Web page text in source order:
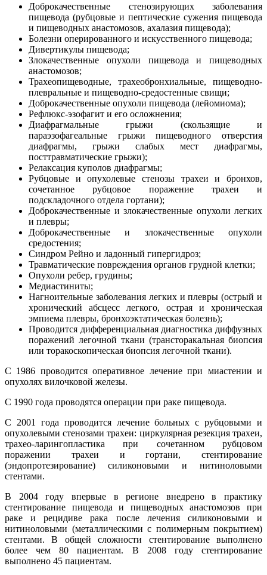
Доброкачественные стенозирующих заболевания
пищевода (рубцовые и пептические сужения пищевода
и пищеводных анастомозов, ахалазия пищевода);
Болезни оперированного и искусственного пищевода;
Дивертикулы пищевода;
Злокачественные опухоли пищевода и пищеводных
анастомозов;
Трахеопищеводные, трахеобронхиальные, пищеводно-
плевральные и пищеводно-средостенные свищи;
Доброкачественные опухоли пищевода (лейомиома);
Рефлюкс-эзофагит и его осложнения;
Диафрагмальные грыжи (скользящие и
параэзофагеальные грыжи пищеводного отверстия
диафрагмы, грыжи слабых мест диафрагмы,
посттравматические грыжи);
Релаксация куполов диафрагмы;
Рубцовые и опухолевые стенозы трахеи и бронхов,
сочетанное рубцовое поражение трахеи и
подскладочного отдела гортани);
Доброкачественные и злокачественные опухоли легких
и плевры;
Доброкачественные и злокачественные опухоли
средостения;
Синдром Рейно и ладонный гипергидроз;
Травматические повреждения органов грудной клетки;
Опухоли ребер, грудины;
Медиастиниты;
Нагноительные заболевания легких и плевры (острый и
хронический абсцесс легкого, острая и хроническая
эмпиема плевры, бронхоэктатическая болезнь);
Проводится дифференциальная диагностика диффузных
поражений легочной ткани (трансторакальная биопсия
или торакоскопическая биопсия легочной ткани).
С 1986 проводится оперативное лечение при миастении и
опухолях вилочковой железы.
С 1990 года проводятся операции при раке пищевода.
С 2001 года проводится лечение больных с рубцовыми и
опухолевыми стенозами трахеи: циркулярная резекция трахеи,
трахео-ларингопластика при сочетанном рубцовом
поражении трахеи и гортани, стентирование
(эндопротезирование) силиконовыми и нитиноловыми
стентами.
В 2004 году впервые в регионе внедрено в практику
стентирование пищевода и пищеводных анастомозов при
раке и рецидиве рака после лечения силиконовыми и
нитиноловыми (металлическими с полимерным покрытием)
стентами. В общей сложности стентирование выполнено
более чем 80 пациентам. В 2008 году стентирование
выполнено 45 пациентам.